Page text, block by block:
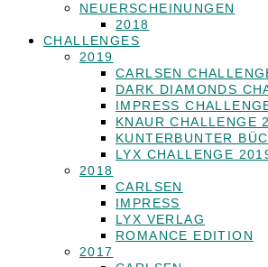
NEUERSCHEINUNGEN
2018
CHALLENGES
2019
CARLSEN
DARK DIAMONDS
IMPRESS
KNAUR CHALLENGE
KUNTERBUNTER
LYX CHALLENGE
2018
CARLSEN
IMPRESS
LYX VERLAG
ROMANCE EDITION
2017